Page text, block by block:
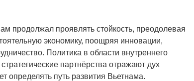
продолжал проявлять стойкость, преодолевая
экономику, поощряя инновации,
Политика в области внутреннего
партнёрства отражают дух
определять путь развития Вьетнама.